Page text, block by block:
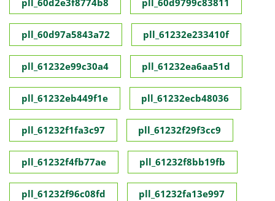
pll_60d2e3f8774b8 pll_60d9799c83811
pll_60d97a5843a72 pll_61232e233410f
pll_61232e99c30a4 pll_61232ea6aa51d
pll_61232eb449f1e pll_61232ecb48036
pll_61232f1fa3c97 pll_61232f29f3cc9
pll_61232f4fb77ae pll_61232f8bb19fb
pll_61232f96c08fd pll_61232fa13e997